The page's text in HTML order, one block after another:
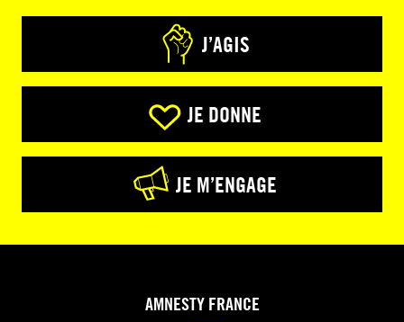
J’AGIS
JE DONNE
JE M’ENGAGE
AMNESTY FRANCE